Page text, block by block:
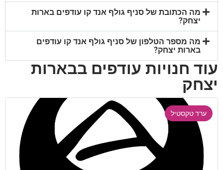
מה הכתובת של סניף גולף אנד קו עודפים בארות
יצחק?
מה מספר הטלפון של סניף גולף אנד קו עודפים
בארות יצחק?
עוד חנויות עודפים בבארות
יצחק
ערד טקסטיל